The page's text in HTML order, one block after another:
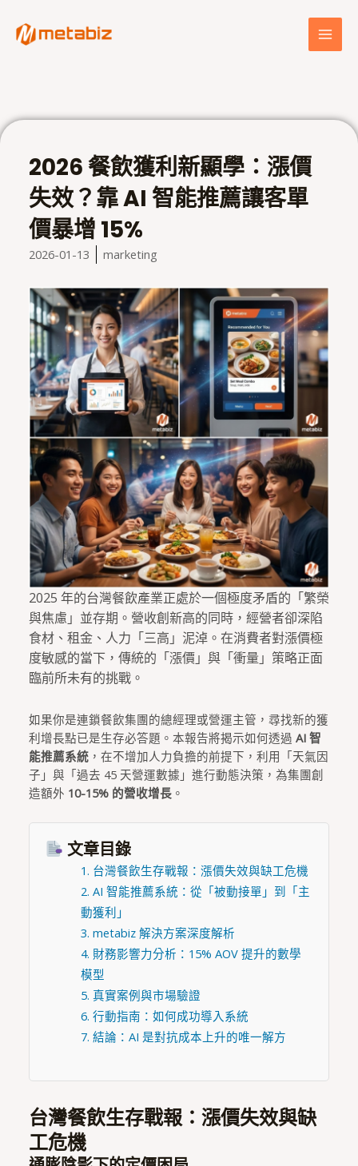
2026 餐飲獲利新顯學：漲價
失效？靠 AI 智能推薦讓客單
價暴增 15%
2026-01-13 marketing
2025 年的台灣餐飲產業正處於一個極度矛盾的「繁榮
與焦慮」並存期。營收創新高的同時，經營者卻深陷
食材、租金、人力「三高」泥淖。在消費者對漲價極
度敏感的當下，傳統的「漲價」與「衝量」策略正面
臨前所未有的挑戰。
如果你是連鎖餐飲集團的總經理或營運主管，尋找新的獲
利增長點已是生存必答題。本報告將揭示如何透過 AI 智
能推薦系統，在不增加人力負擔的前提下，利用「天氣因
子」與「過去 45 天營運數據」進行動態決策，為集團創
造額外 10-15% 的營收增長。
文章目錄
1. 台灣餐飲生存戰報：漲價失效與缺工危機
2. AI 智能推薦系統：從「被動接單」到「主
動獲利」
3. metabiz 解決方案深度解析
4. 財務影響力分析：15% AOV 提升的數學
模型
5. 真實案例與市場驗證
6. 行動指南：如何成功導入系統
7. 結論：AI 是對抗成本上升的唯一解方
台灣餐飲生存戰報：漲價失效與缺
工危機